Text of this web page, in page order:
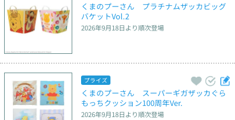
くまのプーさん　プラチナムザッカビッグ
バケットVol.2
2026年9月18日より順次登場
プライズ
くまのプーさん　スーパーギガザッカぐら
もっちクッション100周年Ver.
2026年9月18日より順次登場